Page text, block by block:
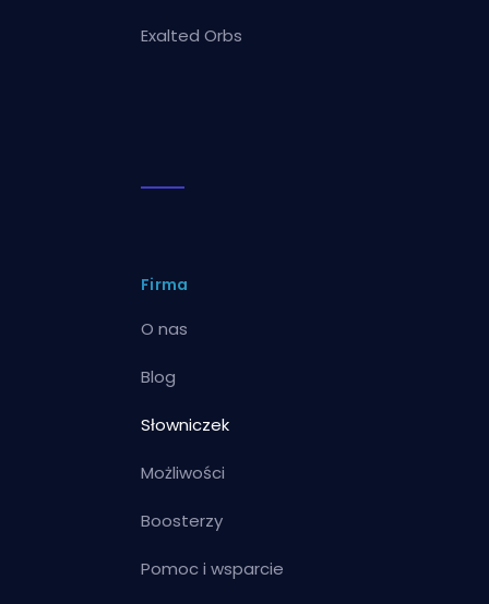
Exalted Orbs
Firma
O nas
Blog
Słowniczek
Możliwości
Boosterzy
Pomoc i wsparcie